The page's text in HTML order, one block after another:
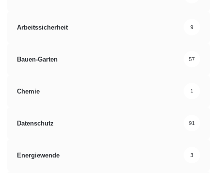
Arbeitssicherheit 9
Bauen-Garten 57
Chemie 1
Datenschutz 91
Energiewende 3